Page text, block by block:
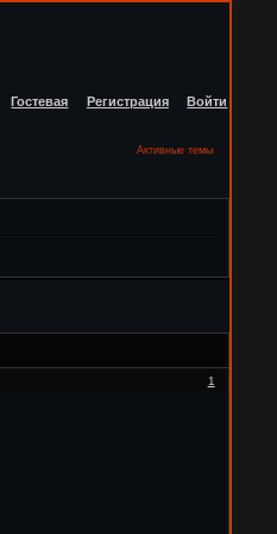
Гостевая Регистрация Войти
Активные темы
1